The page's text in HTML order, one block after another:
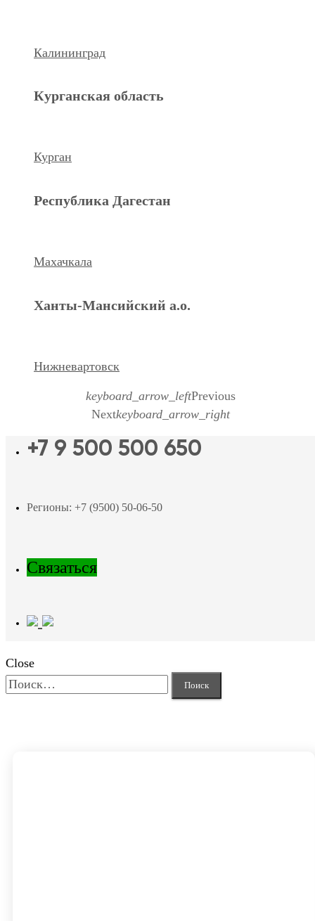
Калининград
Курганская область
Курган
Республика Дагестан
Махачкала
Ханты-Мансийский а.о.
Нижневартовск
keyboard_arrow_leftPrevious
Nextkeyboard_arrow_right
+7 9 500 500 650
Регионы: +7 (9500) 50-06-50
Связаться
Close
Найти: